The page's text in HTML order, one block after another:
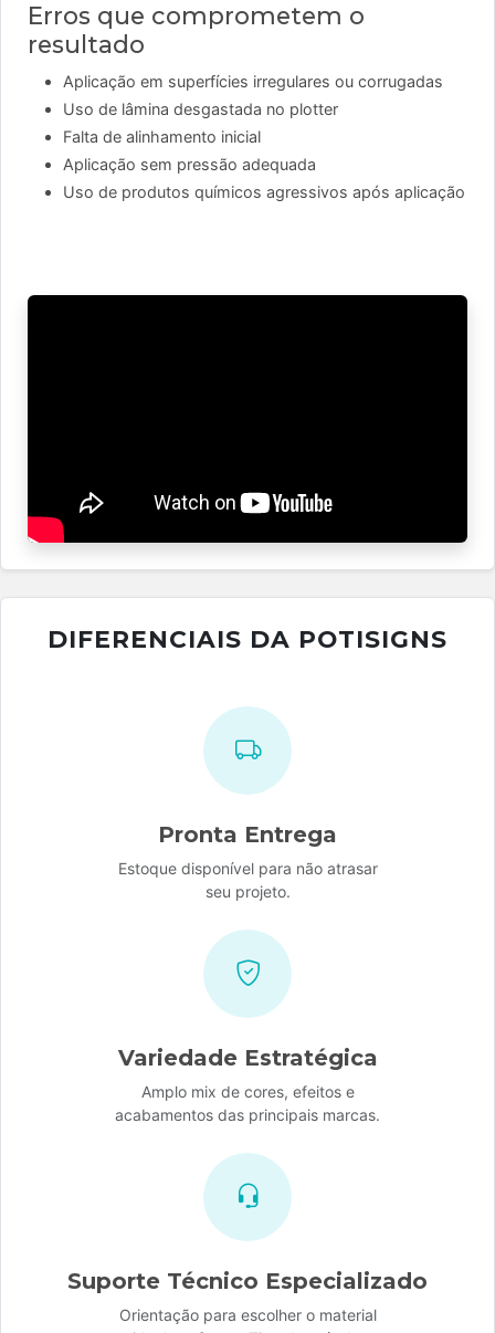
Erros que comprometem o
resultado
Aplicação em superfícies irregulares ou corrugadas
Uso de lâmina desgastada no plotter
Falta de alinhamento inicial
Aplicação sem pressão adequada
Uso de produtos químicos agressivos após aplicação
DIFERENCIAIS DA POTISIGNS
Pronta Entrega
Estoque disponível para não atrasar
seu projeto.
Variedade Estratégica
Amplo mix de cores, efeitos e
acabamentos das principais marcas.
Suporte Técnico Especializado
Orientação para escolher o material